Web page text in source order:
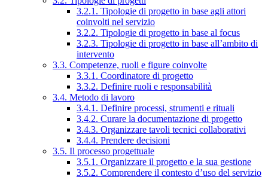
3.2.1. Tipologie di progetto in base agli attori
coinvolti nel servizio
3.2.2. Tipologie di progetto in base al focus
3.2.3. Tipologie di progetto in base all’ambito di
intervento
3.3. Competenze, ruoli e figure coinvolte
3.3.1. Coordinatore di progetto
3.3.2. Definire ruoli e responsabilità
3.4. Metodo di lavoro
3.4.1. Definire processi, strumenti e rituali
3.4.2. Curare la documentazione di progetto
3.4.3. Organizzare tavoli tecnici collaborativi
3.4.4. Prendere decisioni
3.5. Il processo progettuale
3.5.1. Organizzare il progetto e la sua gestione
3.5.2. Comprendere il contesto d’uso del servizio